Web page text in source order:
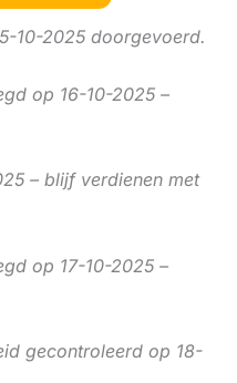
10-2025 doorgevoerd.
op 16-10-2025 –
– blijf verdienen met
op 17-10-2025 –
gecontroleerd op 18-